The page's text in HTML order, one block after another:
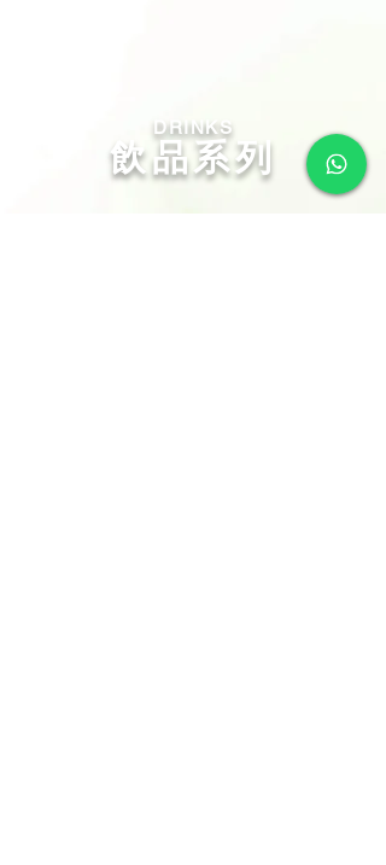
DRINKS
飲品系列